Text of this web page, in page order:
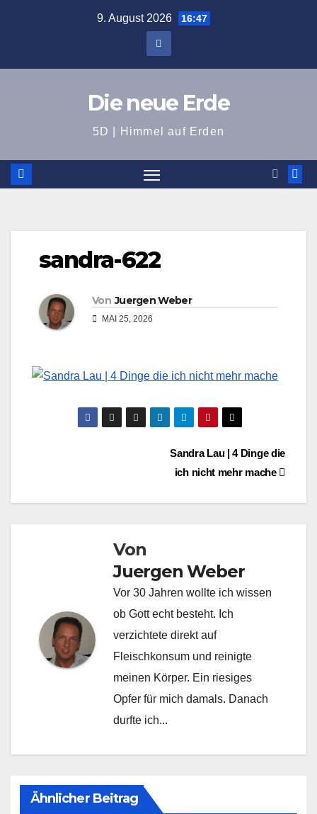
9. August 2026 16:47
Die neue Erde
5D | Himmel auf Erden
sandra-622
Von Juergen Weber
MAI 25, 2026
Beitragsnavigation
Sandra Lau | 4 Dinge die
ich nicht mehr mache
Von
Juergen Weber
Vor 30 Jahren wollte ich wissen
ob Gott echt besteht. Ich
verzichtete direkt auf
Fleischkonsum und reinigte
meinen Körper. Ein riesiges
Opfer für mich damals. Danach
durfte ich...
Ähnlicher Beitrag